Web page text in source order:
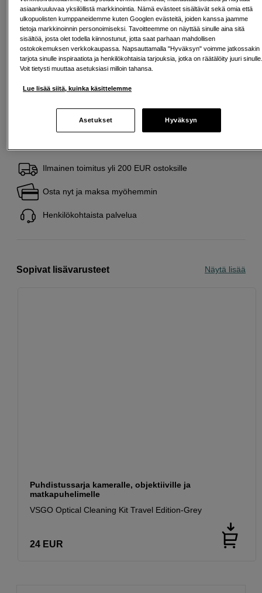
Maksa Svea-erämaksulla
Esimerkki: 36 kk, 5 EUR/kk, yhteensä 185 EUR, todellinen vuosikorko
19,07 %
Avausmaksu 5 EUR, laskutusmaksu 0 EUR/kk lisäksi
liittymien tekemistä ja uusien lainojen saamista. Apua saat kuntasi talous- ja
Ilmainen toimitus yli 200 EUR ostoksille
Osta nyt ja maksa myöhemmin
Henkilökohtaista palvelua
Sopivat lisävarusteet Näytä lisää
Puhdistussarja kameralle, objektiiville ja
matkapuhelimelle
VSGO Optical Cleaning Kit Travel Edition-Grey
24 EUR
asiaankuuluvaa yksilöllistä markkinointia. Nämä evästeet sisältävät sekä omia että
ulkopuolisten kumppaneidemme kuten Googlen evästeitä, joiden kanssa jaamme
tietoja markkinoinnin personoimiseksi. Tavoitteemme on näyttää sinulle aina sitä
sisältöä, josta olet todella kiinnostunut, jotta saat parhaan mahdollisen
ostokokemuksen verkkokaupassa. Napsauttamalla "Hyväksyn" voimme jatkossakin
tarjota sinulle inspiraatiota ja henkilökohtaisia tarjouksia, jotka on räätälöity juuri
Voit tietysti muuttaa asetuksiasi milloin tahansa.
Lue lisää siitä, kuinka käsittelemme
Asetukset Hyväksyn